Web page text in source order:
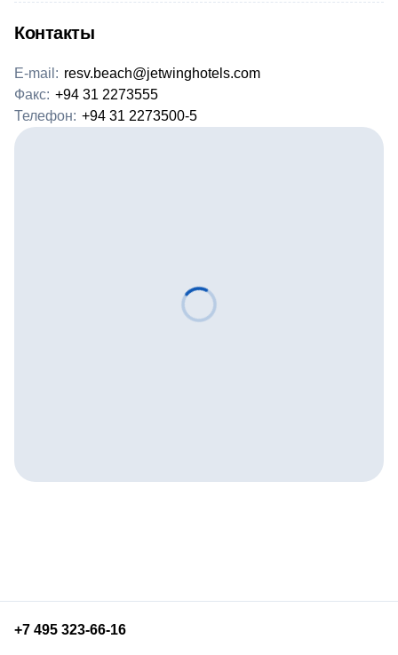
Контакты
E-mail: resv.beach@jetwinghotels.com
Факс: +94 31 2273555
Телефон: +94 31 2273500-5
+7 495 323-66-16